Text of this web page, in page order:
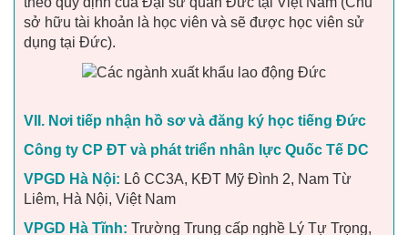
sở hữu tài khoản là học viên và sẽ được học viên sử
dụng tại Đức).
VII. Nơi tiếp nhận hồ sơ và đăng ký học tiếng Đức
Công ty CP ĐT và phát triển nhân lực Quốc Tế DC
VPGD Hà Nội: Lô CC3A, KĐT Mỹ Đình 2, Nam Từ
Liêm, Hà Nội, Việt Nam
VPGD Hà Tĩnh: Trường Trung cấp nghề Lý Tự Trọng,